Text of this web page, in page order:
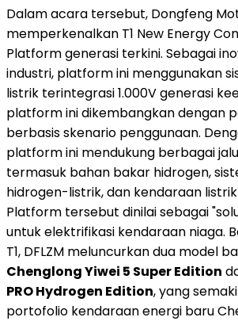
Dalam acara tersebut, Dongfeng
memperkenalkan T1 New Energy
Platform generasi terkini. Sebagai
industri, platform ini menggunakan
listrik terintegrasi 1.000V generasi
platform ini dikembangkan dengan
berbasis skenario penggunaan.
platform ini mendukung berbagai
termasuk bahan bakar hidrogen,
hidrogen-listrik, dan kendaraan
Platform tersebut dinilai sebagai
untuk elektrifikasi kendaraan niaga.
T1, DFLZM meluncurkan dua model
Chenglong Yiwei 5 Super Edition
PRO Hydrogen Edition, yang
portofolio kendaraan energi baru